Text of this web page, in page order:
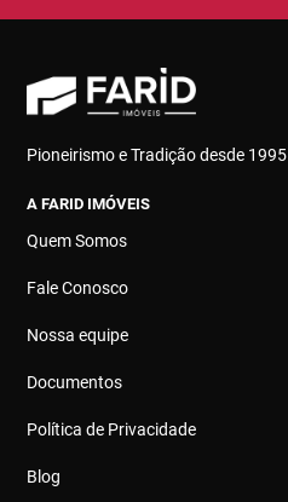
Pioneirismo e Tradição desde 1995
A FARID IMÓVEIS
Quem Somos
Fale Conosco
Nossa equipe
Documentos
Política de Privacidade
Blog